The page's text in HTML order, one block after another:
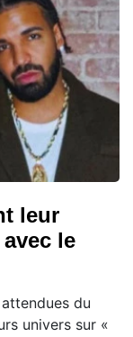
leur
le
du
univers sur «